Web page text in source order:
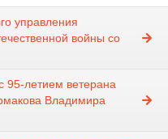
управления
войны со
95-летием ветерана
Владимира